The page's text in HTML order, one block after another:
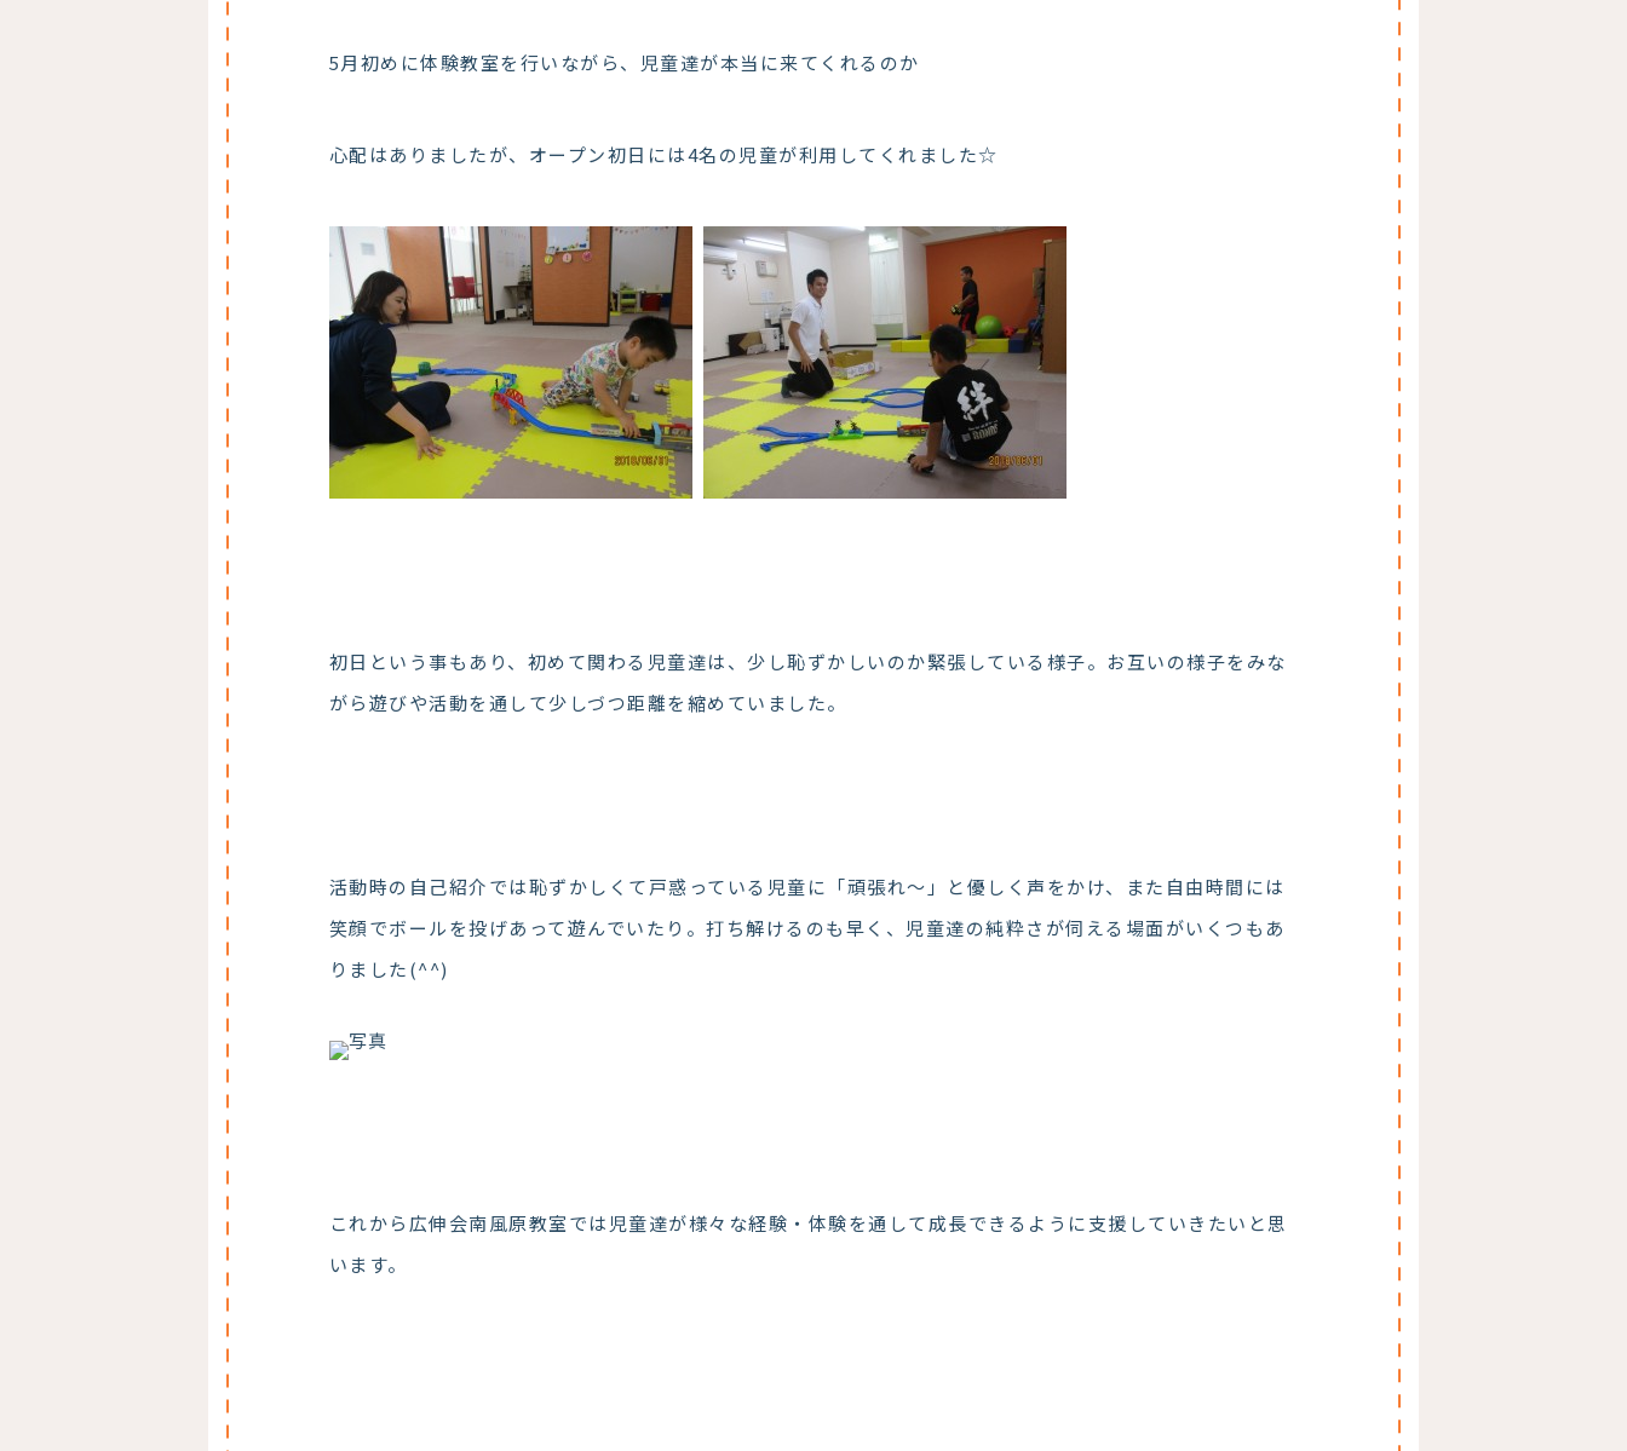
5月初めに体験教室を行いながら、児童達が本当に来てくれるのか
心配はありましたが、オープン初日には4名の児童が利用してくれました☆
初日という事もあり、初めて関わる児童達は、少し恥ずかしいのか緊張している様子。お互いの様子をみな
がら遊びや活動を通して少しづつ距離を縮めていました。
活動時の自己紹介では恥ずかしくて戸惑っている児童に「頑張れ～」と優しく声をかけ、また自由時間には
笑顔でボールを投げあって遊んでいたり。打ち解けるのも早く、児童達の純粋さが伺える場面がいくつもあ
りました(^^)
これから広伸会南風原教室では児童達が様々な経験・体験を通して成長できるように支援していきたいと思
います。